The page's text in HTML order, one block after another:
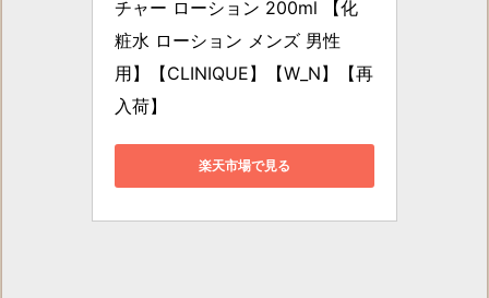
チャー ローション 200ml 【化
粧水 ローション メンズ 男性
用】【CLINIQUE】【W_N】【再
入荷】
楽天市場で見る